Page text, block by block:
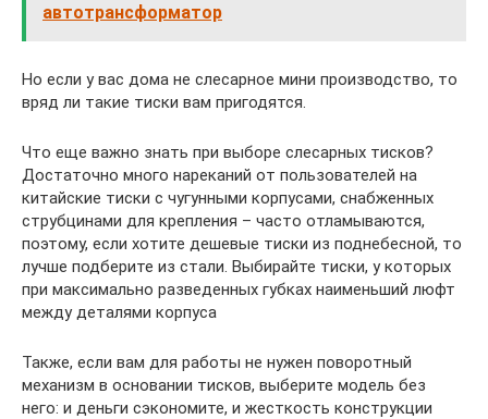
автотрансформатор
Но если у вас дома не слесарное мини производство, то
вряд ли такие тиски вам пригодятся.
Что еще важно знать при выборе слесарных тисков?
Достаточно много нареканий от пользователей на
китайские тиски с чугунными корпусами, снабженных
струбцинами для крепления – часто отламываются,
поэтому, если хотите дешевые тиски из поднебесной, то
лучше подберите из стали. Выбирайте тиски, у которых
при максимально разведенных губках наименьший люфт
между деталями корпуса
Также, если вам для работы не нужен поворотный
механизм в основании тисков, выберите модель без
него: и деньги сэкономите, и жесткость конструкции